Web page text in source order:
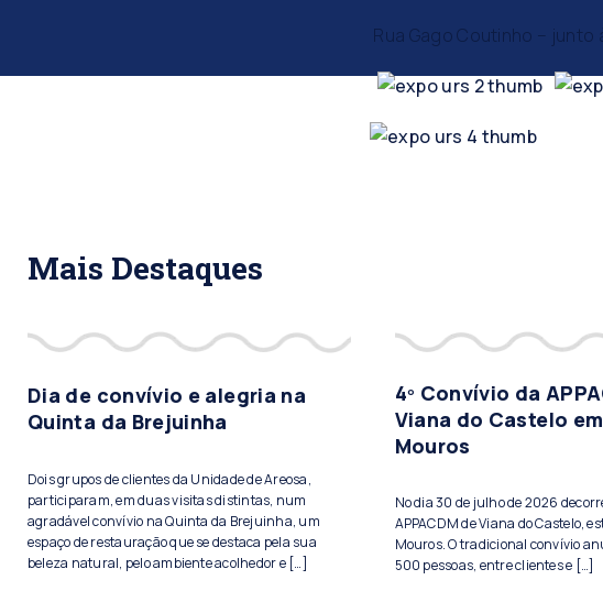
Rua Gago Coutinho – junto
Mais Destaques
Dia de convívio e alegria na
Quinta da Brejuinha
Dois grupos de clientes da Unidade de Areosa,
participaram, em duas visitas distintas, num
agradável convívio na Quinta da Brejuinha, um
espaço de restauração que se destaca pela sua
beleza natural, pelo ambiente acolhedor e […]
4º Convívio da
Viana do Castelo
Mouros
No dia 30 de julho de 2026
APPACDM de Viana do Castelo,
Mouros. O tradicional convívio
500 pessoas, entre clientes e […]